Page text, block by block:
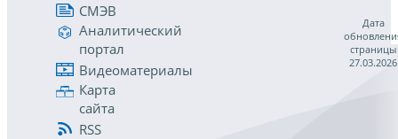
СМЭВ
Аналитический
портал
Видеоматериалы
Карта
сайта
RSS
Дата
страницы
27.03.2026